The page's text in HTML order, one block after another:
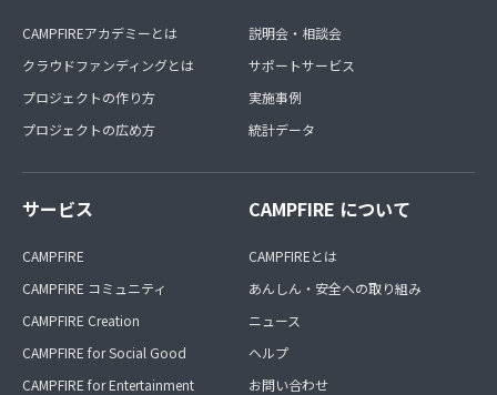
CAMPFIREアカデミーとは
クラウドファンディングとは
プロジェクトの作り方
プロジェクトの広め方
説明会・相談会
サポートサービス
実施事例
統計データ
サービス
CAMPFIRE
CAMPFIRE コミュニティ
CAMPFIRE Creation
CAMPFIRE for Social Good
CAMPFIRE for Entertainment
CAMPFIRE について
CAMPFIREとは
あんしん・安全への取り組み
ニュース
ヘルプ
お問い合わせ